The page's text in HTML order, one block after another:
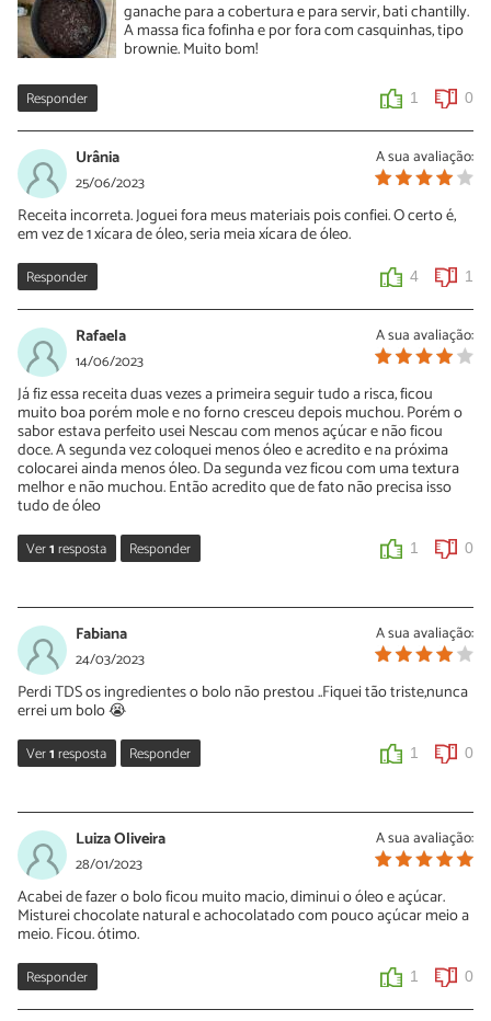
ganache para a cobertura e para servir, bati chantilly.
A massa fica fofinha e por fora com casquinhas, tipo
brownie. Muito bom!
Responder 1 0
A sua avaliação:
Urânia
25/06/2023
Receita incorreta. Joguei fora meus materiais pois confiei. O certo é,
em vez de 1 xícara de óleo, seria meia xícara de óleo.
Responder 4 1
A sua avaliação:
Rafaela
14/06/2023
Já fiz essa receita duas vezes a primeira seguir tudo a risca, ficou
muito boa porém mole e no forno cresceu depois muchou. Porém o
sabor estava perfeito usei Nescau com menos açúcar e não ficou
doce. A segunda vez coloquei menos óleo e acredito e na próxima
colocarei ainda menos óleo. Da segunda vez ficou com uma textura
melhor e não muchou. Então acredito que de fato não precisa isso
tudo de óleo
Ver1resposta Responder 1 0
29/08/2024
Então tentei fazer com chocolate 50%, o famoso chocolate dos
frades e não deu muito certo. Ficou muito seco. Melhor mesmo é
usar achocolatado
A sua avaliação:
Fabiana
24/03/2023
Perdi TDS os ingredientes o bolo não prestou ..Fiquei tão triste,nunca
errei um bolo 😭
Ver1resposta Responder 1 0
04/06/2023
Também, antes tivesse visto seu comentário, puro óleo esse bolo,
só queria um bolo pequenininho, joguei tudo fora 😢
1 0
A sua avaliação:
Luiza Oliveira
28/01/2023
Acabei de fazer o bolo ficou muito macio, diminui o óleo e açúcar.
Misturei chocolate natural e achocolatado com pouco açúcar meio a
meio. Ficou. ótimo.
Responder 1 0